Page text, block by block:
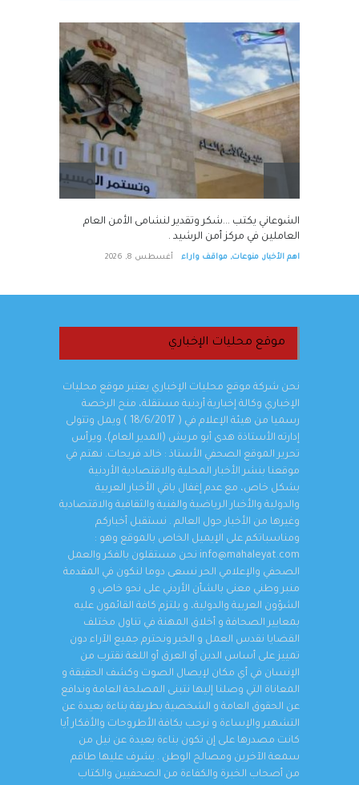
الشوعاني يكتب ...شكر وتقدير لنشامى الأمن العام
العاملين في مركز أمن الرشيد .
اهم الأخبار, منوعات, مواقف واراء أغسطس 8, 2026
موقع محليات الإخباري
نحن شركة موقع محليات الإخباري يعتبر موقع محليات
الإخباري وكالة إخبارية أردنية مستقلة، منح الرخصة
رسميا من هيئة الإعلام في ( 18/6/2017 ) ويمل وتتولى
إدارته الأستاذة هدى أبو مريش (المدير العام)، ويرأس
تحرير الموقع الصحفي الأستاذ : خالد فريحات. نهتم في
موقعنا بنشر الأخبار المحلية والاقتصادية الأردنية
بشكل خاص، مع عدم إغفال باقي الأخبار العربية
والدولية والأخبار الرياضية والفنية والثقافية والاقتصادية
وغيرها من الأخبار حول العالم . نستقبل أخباركم
ومناسباتكم على الإيميل الخاص بالموقع وهو :
info@mahaleyat.com نحن مستقلون بالفكر والعمل
الصحفي والإعلامي الحر نسعى دوما لنكون في المقدمة
منبر وطني معنى بالشأن الأردني على نحو خاص و
الشؤون العربية والدولية، و يلتزم كافة القائمون عليه
بمعايير الصحافة و أخلاق المهنة في تناول مختلف
القضايا نقدس العمل و الخبر ونحترم جميع الآراء دون
تمييز على أساس الدين أو العرق أو اللغة نقترب من
الإنسان في أي مكان لإيصال الصوت وكشف الحقيقة و
المعاناة التي وصلنا إليها نتبنى المصلحة العامة وندافع
عن الحقوق العامة و الشخصية بطريقة بناءة بعيدة عن
التشهير والإساءة و نرحب بكافة الأطروحات والأفكار أيا
كانت مصدرها على إن تكون بناءة بعيدة عن نيل من
سمعة الآخرين ومصالح الوطن . يشرف عليها طاقم
من أصحاب الخبرة والكفاءة من الصحفيين والكتاب